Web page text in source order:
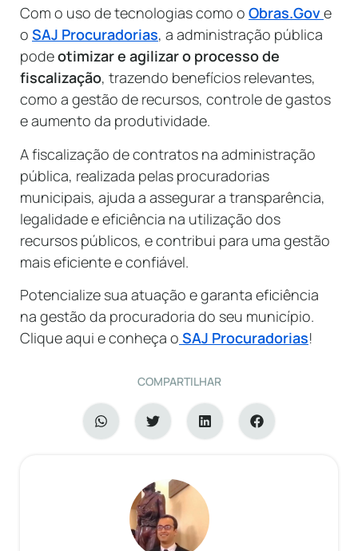
Com o uso de tecnologias como o Obras.Gove
o SAJ Procuradorias, a administração pública
podeotimizar e agilizar o processo de
fiscalização, trazendo benefícios relevantes,
como a gestão de recursos, controle de gastos
e aumento da produtividade.
A fiscalização de contratos na administração
pública, realizada pelas procuradorias
municipais, ajuda a assegurar a transparência,
legalidade e eficiência na utilização dos
recursos públicos, e contribui para uma gestão
mais eficiente e confiável.
Potencialize sua atuação e garanta eficiência
na gestão da procuradoria do seu município.
Clique aqui e conheça o SAJ Procuradorias!
COMPARTILHAR